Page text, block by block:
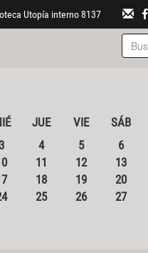
Utopía interno 8137
JUE VIE
SÁB
3 4 5
6
11 12
13
18 19
20
25 26
27